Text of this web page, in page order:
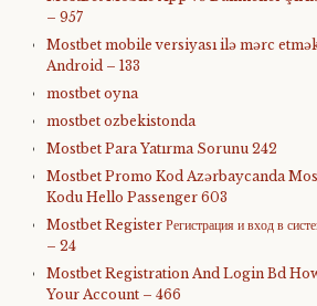
– 957
Mostbet mobile versiyası ilə mərc
Android – 133
mostbet oyna
mostbet ozbekistonda
Mostbet Para Yatırma Sorunu 242
Mostbet Promo Kod Azərbaycanda
Kodu Hello Passenger 603
Mostbet Register Регистрация и вход в
– 24
Mostbet Registration And Login Bd
Your Account – 466